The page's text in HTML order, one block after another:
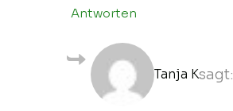
Antworten
Tanja Ksagt: